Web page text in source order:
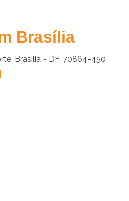
Brasília
Brasília - DF, 70864-450